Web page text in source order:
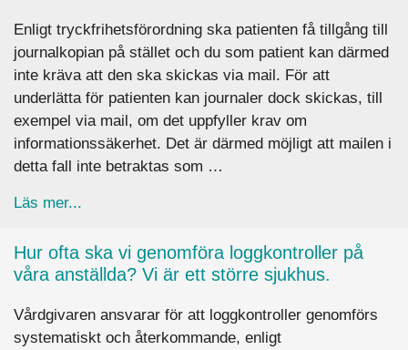
Enligt tryckfrihetsförordning ska patienten få tillgång till
journalkopian på stället och du som patient kan därmed
inte kräva att den ska skickas via mail. För att
underlätta för patienten kan journaler dock skickas, till
exempel via mail, om det uppfyller krav om
informationssäkerhet. Det är därmed möjligt att mailen i
detta fall inte betraktas som …
Läs mer...
Hur ofta ska vi genomföra loggkontroller på
våra anställda? Vi är ett större sjukhus.
Vårdgivaren ansvarar för att loggkontroller genomförs
systematiskt och återkommande, enligt